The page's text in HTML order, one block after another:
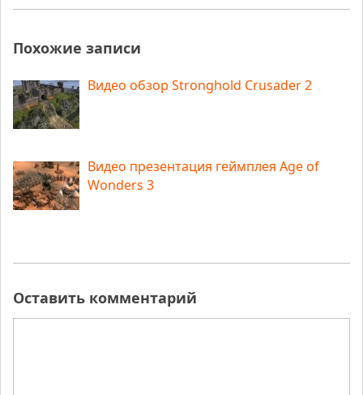
Похожие записи
Видео обзор Stronghold Crusader 2
Видео презентация геймплея Age of
Wonders 3
Оставить комментарий